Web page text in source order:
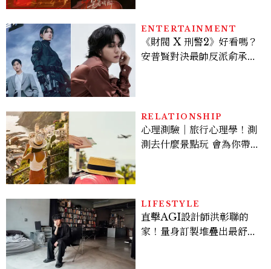
ENTERTAINMENT
《財閥 X 刑警2》好看嗎？
安普賢對決最帥反派俞承
多大？
RELATIONSHIP
心理測驗｜旅行心理學！測
測去什麼景點玩 會為你帶來
LIFESTYLE
直擊AGI設計師洪彰聯的
家！量身訂製堆疊出最舒適